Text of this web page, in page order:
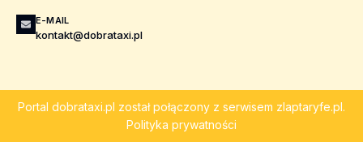
E-MAIL
kontakt@dobrataxi.pl
Portal dobrataxi.pl został połączony z serwisem zlaptaryfe.pl.
Polityka prywatności